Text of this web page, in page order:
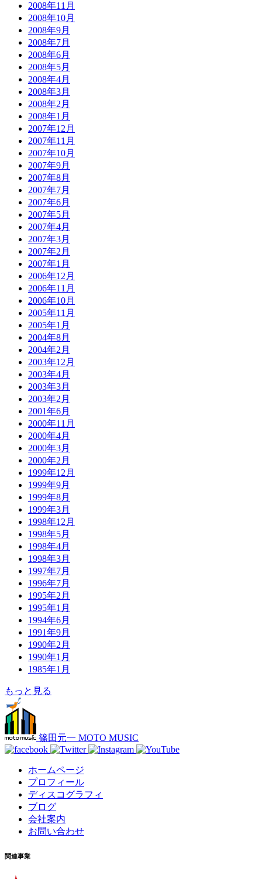
2008年11月
2008年10月
2008年9月
2008年7月
2008年6月
2008年5月
2008年4月
2008年3月
2008年2月
2008年1月
2007年12月
2007年11月
2007年10月
2007年9月
2007年8月
2007年7月
2007年6月
2007年5月
2007年4月
2007年3月
2007年2月
2007年1月
2006年12月
2006年11月
2006年10月
2005年11月
2005年1月
2004年8月
2004年2月
2003年12月
2003年4月
2003年3月
2003年2月
2001年6月
2000年11月
2000年4月
2000年3月
2000年2月
1999年12月
1999年9月
1999年8月
1999年3月
1998年12月
1998年5月
1998年4月
1998年3月
1997年7月
1996年7月
1995年2月
1995年1月
1994年6月
1991年9月
1990年2月
1990年1月
1985年1月
もっと見る
篠田元一 MOTO MUSIC
ホームページ
プロフィール
ディスコグラフィ
ブログ
会社案内
お問い合わせ
関連事業